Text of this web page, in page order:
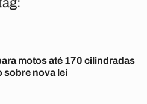
motos até 170 cilindradas
sobre nova lei